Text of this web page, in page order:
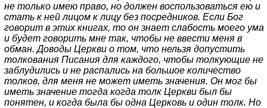
не только имею право, но должен воспользоваться ею и
стать к ней лицом к лицу без посредников. Если Бог
говорит в этих книгах, то он знает слабость моего ума
и будет говорить мне так, чтобы не ввести меня в
обман. Доводы Церкви о том, что нельзя допустить
толкования Писания для каждого, чтобы толкующие не
заблудились и не распались на большое количество
толков, для меня не может иметь значения. Он мог бы
иметь значение тогда когда толк Церкви был бы
понятен, и когда была бы одна Церковь и один толк. Но